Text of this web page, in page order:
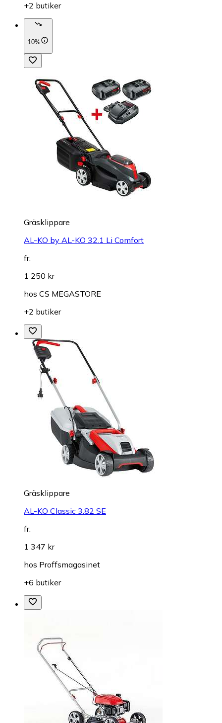
+2 butiker
10%
Gräsklippare
AL-KO by AL-KO 32.1 Li Comfort
fr.
1 250 kr
hos CS MEGASTORE
+2 butiker
Gräsklippare
AL-KO Classic 3.82 SE
fr.
1 347 kr
hos Proffsmagasinet
+6 butiker